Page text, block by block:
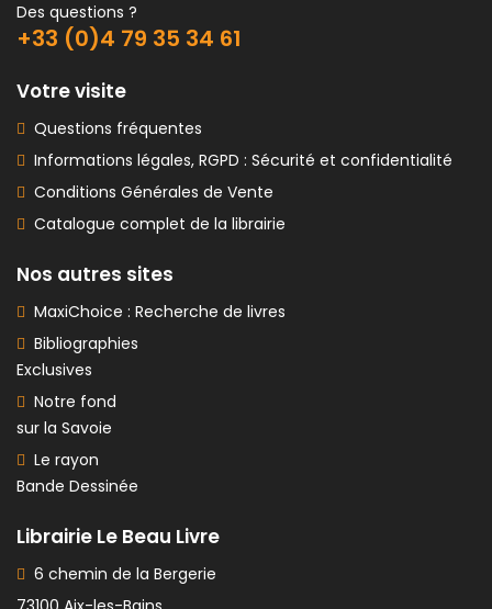
Des questions ?
+33 (0)4 79 35 34 61
Votre visite
Questions fréquentes
Informations légales, RGPD : Sécurité et confidentialité
Conditions Générales de Vente
Catalogue complet de la librairie
Nos autres sites
MaxiChoice : Recherche de livres
Bibliographies
Exclusives
Notre fond
sur la Savoie
Le rayon
Bande Dessinée
Librairie Le Beau Livre
6 chemin de la Bergerie